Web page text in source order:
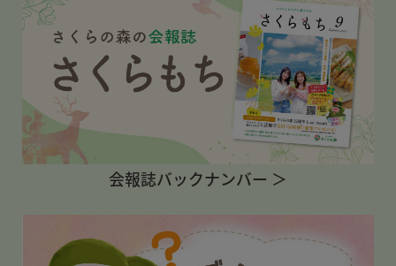
会報誌バックナンバー ＞